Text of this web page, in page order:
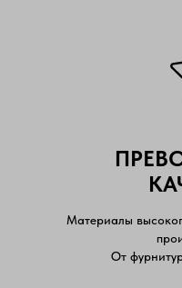
Материалы
От